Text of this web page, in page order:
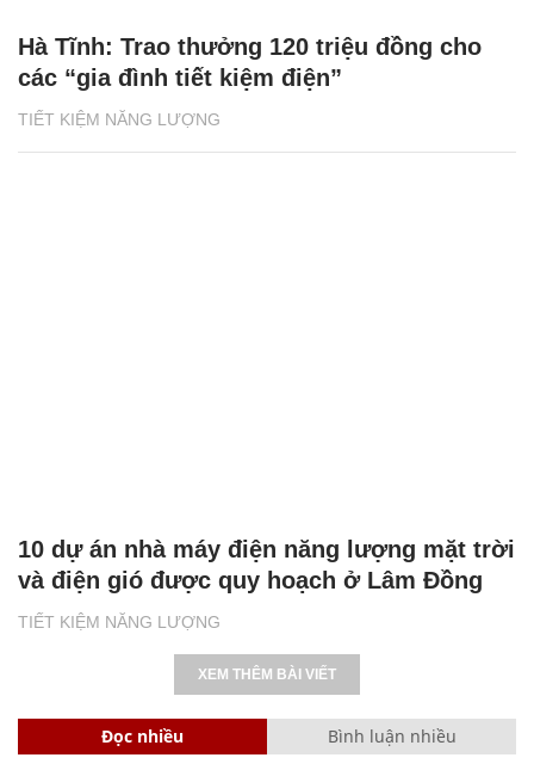
TIẾT KIỆM NĂNG LƯỢNG
Hà Tĩnh: Trao thưởng 120 triệu đồng cho
các “gia đình tiết kiệm điện”
TIẾT KIỆM NĂNG LƯỢNG
10 dự án nhà máy điện năng lượng mặt trời
và điện gió được quy hoạch ở Lâm Đồng
XEM THÊM BÀI VIẾT
Đọc nhiều Bình luận nhiều